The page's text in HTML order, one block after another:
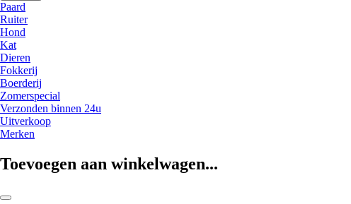
Paard
Ruiter
Hond
Kat
Dieren
Fokkerij
Boerderij
Zomerspecial
Verzonden binnen 24u
Uitverkoop
Merken
Toevoegen aan winkelwagen...